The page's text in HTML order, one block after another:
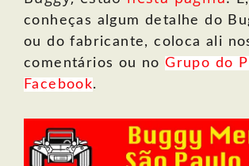
conheças algum detalhe do
ou do fabricante, coloca ali
comentários ou noGrupo do
Facebook.